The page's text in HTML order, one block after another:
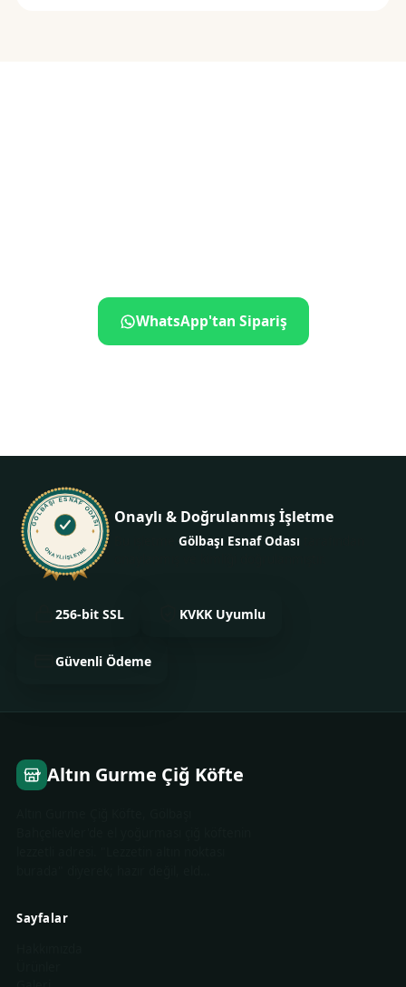
WhatsApp'tan Sipariş
GÖLBAŞI ESNAF ODASI
ONAYLI İŞLETME
Onaylı & Doğrulanmış İşletme
Gölbaşı Esnaf Odası
256-bit SSL KVKK Uyumlu
Güvenli Ödeme
Altın Gurme Çiğ Köfte
Sayfalar